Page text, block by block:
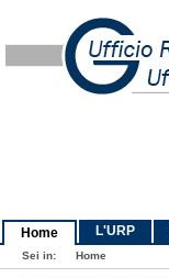
Home L'URP
Sei in: Home